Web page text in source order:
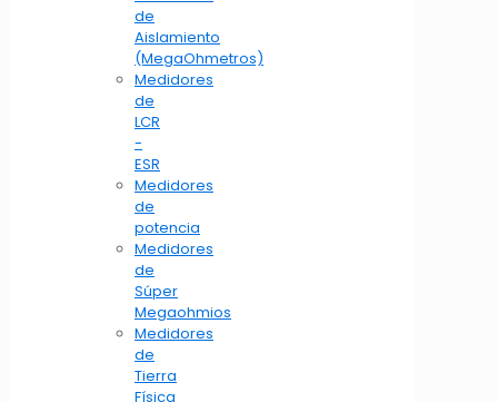
de
Aislamiento
(MegaOhmetros)
Medidores
de
LCR
-
ESR
Medidores
de
potencia
Medidores
de
Súper
Megaohmios
Medidores
de
Tierra
Física